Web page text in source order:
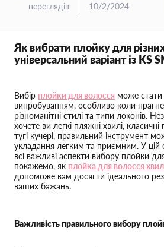
переглядів
10/2/2024
Як вибрати плойку для
універсальний варіант із KS
Вибір плойки для волосся може стати
випробуванням, особливо коли
різноманітні стилі та типи локонів.
хочете ви легкі пляжні хвилі, класичні
тугі кучері, правильний інструмент
укладання легким та приємним. У цій
всі важливі аспекти вибору плойки
покажемо, як плойка для волосся
допоможе вам досягти ідеального
ваших бажань.
Важливість правильного вибору